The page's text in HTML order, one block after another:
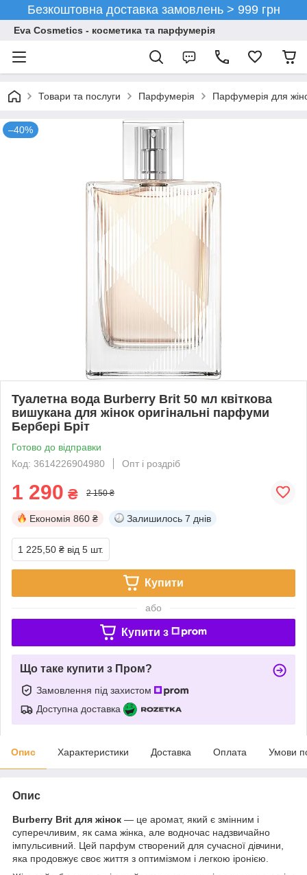
Безкоштовна доставка замовлень > 999 грн
Eva Cosmetics - косметика та парфумерія
Товари та послуги Парфумерія Парфумерія для
–40%
Туалетна вода Burberry Brit 50 мл квіткова
вишукана для жінок оригінальні парфуми
Бербері Бріт
Готово до відправки
Код: 3614226904980
Опт і роздріб
1 290 ₴ 2 150 ₴
Економія 860 ₴ Залишилось 7 днів
1 225,50 ₴ від 5 шт.
Купити
або
Купити з
Що таке купити з Пром?
Замовлення під захистом
Доступна доставка
Опис Характеристики Доставка Оплата Умови
Опис
Burberry Brit для жінок — це аромат, який є змінним і
суперечливим, як сама жінка, але водночас надзвичайно
імпульсивний. Цей парфум створений для сучасної дівчини,
яка продовжує своє життя з оптимізмом і легкою іронією.